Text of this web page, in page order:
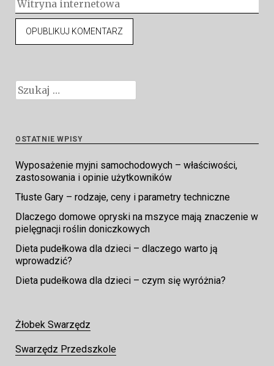
Szukaj:
OSTATNIE WPISY
Wyposażenie myjni samochodowych – właściwości,
zastosowania i opinie użytkowników
Tłuste Gary – rodzaje, ceny i parametry techniczne
Dlaczego domowe opryski na mszyce mają znaczenie w
pielęgnacji roślin doniczkowych
Dieta pudełkowa dla dzieci – dlaczego warto ją
wprowadzić?
Dieta pudełkowa dla dzieci – czym się wyróżnia?
Żłobek Swarzędz
Swarzędz Przedszkole